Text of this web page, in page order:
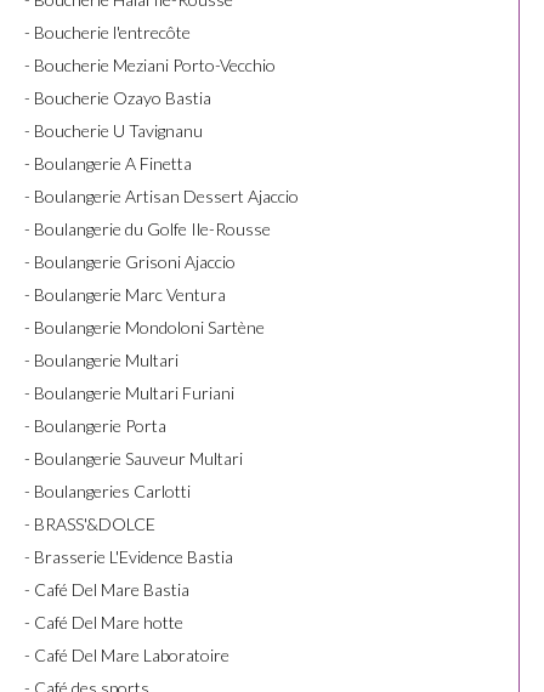
- Boucherie l'entrecôte
- Boucherie Meziani Porto-Vecchio
- Boucherie Ozayo Bastia
- Boucherie U Tavignanu
- Boulangerie A Finetta
- Boulangerie Artisan Dessert Ajaccio
- Boulangerie du Golfe Ile-Rousse
- Boulangerie Grisoni Ajaccio
- Boulangerie Marc Ventura
- Boulangerie Mondoloni Sartène
- Boulangerie Multari
- Boulangerie Multari Furiani
- Boulangerie Porta
- Boulangerie Sauveur Multari
- Boulangeries Carlotti
- BRASS'&DOLCE
- Brasserie L'Evidence Bastia
- Café Del Mare Bastia
- Café Del Mare hotte
- Café Del Mare Laboratoire